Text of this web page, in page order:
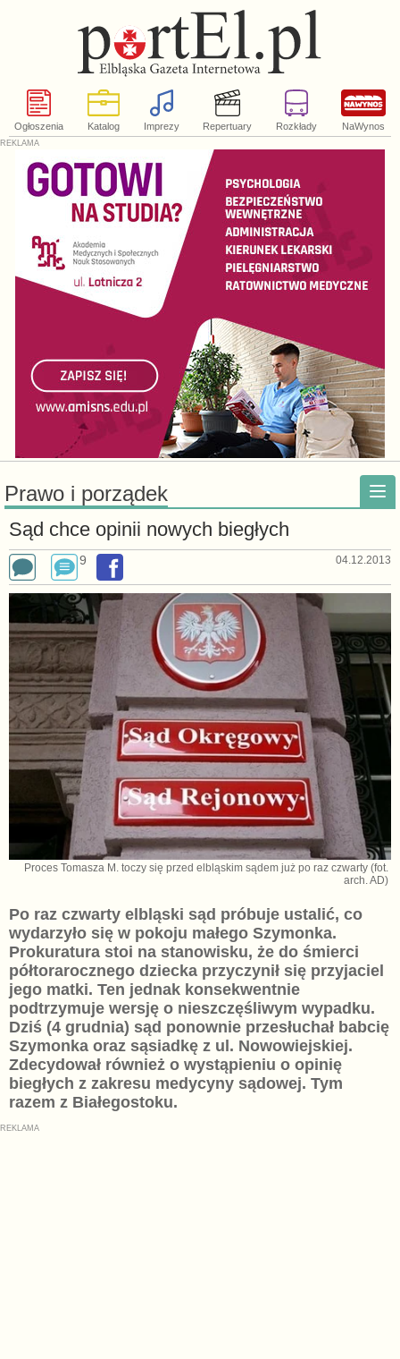
Ogłoszenia Katalog Imprezy Repertuary Rozkłady NaWynos
Prawo i porządek
Sąd chce opinii nowych biegłych
9 04.12.2013
Proces Tomasza M. toczy się przed elbląskim sądem już po raz czwarty (fot.
arch. AD)
Po raz czwarty elbląski sąd próbuje ustalić, co
wydarzyło się w pokoju małego Szymonka.
Prokuratura stoi na stanowisku, że do śmierci
półtorarocznego dziecka przyczynił się przyjaciel
jego matki. Ten jednak konsekwentnie
podtrzymuje wersję o nieszczęśliwym wypadku.
Dziś (4 grudnia) sąd ponownie przesłuchał babcię
Szymonka oraz sąsiadkę z ul. Nowowiejskiej.
Zdecydował również o wystąpieniu o opinię
biegłych z zakresu medycyny sądowej. Tym
razem z Białegostoku.